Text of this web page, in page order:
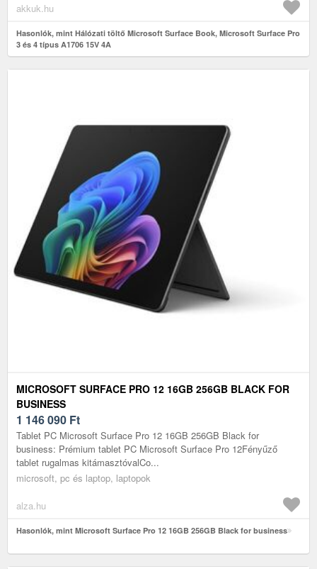
akkuk.hu
Hasonlók, mint Hálózati töltő Microsoft Surface Book, Microsoft Surface Pro
3 és 4 típus A1706 15V 4A
MICROSOFT SURFACE PRO 12 16GB 256GB BLACK FOR
BUSINESS
1 146 090 Ft
Tablet PC Microsoft Surface Pro 12 16GB 256GB Black for
business: Prémium tablet PC Microsoft Surface Pro 12Fényűző
tablet rugalmas kitámasztóvalCo...
microsoft, pc és laptop, laptopok
alza.hu
Hasonlók, mint Microsoft Surface Pro 12 16GB 256GB Black for business